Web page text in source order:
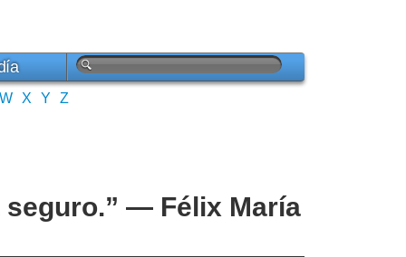
W X Y Z
seguro.” — Félix María